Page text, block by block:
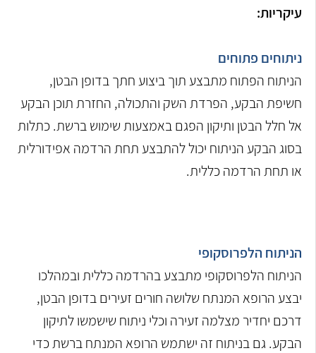
עיקריות:
ניתוחים פתוחים
הניתוח הפתוח מתבצע תוך ביצוע חתך בדופן הבטן,
חשיפת הבקע, הפרדת השק והתכולה, החזרת תוכן הבקע
אל חלל הבטן ותיקון הפגם באמצעות שימוש ברשת. כתלות
בסוג הבקע הניתוח יכול להתבצע תחת הרדמה אפידורלית
או תחת הרדמה כללית.
הניתוח הלפרוסקופי
הניתוח הלפרוסקופי מתבצע בהרדמה כללית ובמהלכו
יבצע הרופא המנתח שלושה חורים זעירים בדופן הבטן,
דרכם יחדיר מצלמה זעירה וכלי ניתוח שישמשו לתיקון
הבקע. גם בניתוח זה ישתמש הרופא המנתח ברשת כדי